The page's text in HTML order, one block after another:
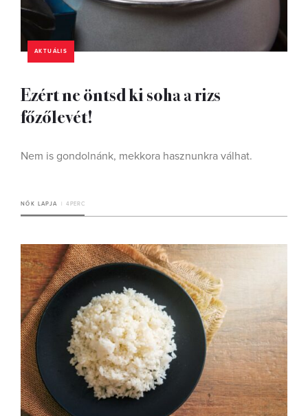
AKTUÁLIS
Ezért ne öntsd ki soha a rizs
főzőlevét!
Nem is gondolnánk, mekkora hasznunkra válhat.
NŐK LAPJA 4 PERC